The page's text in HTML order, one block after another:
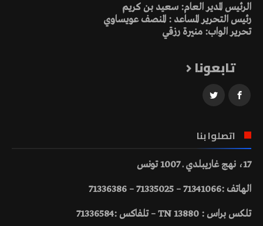
الرئيس المدير العام: سعيد بن كريم
رئيس التحرير المساعد : المنصف عويساوي
تحرير الواب: منيرة رزقي
تابعونا
اتصلوا بنا
17، نهج غاريبلدي ـ 1007 تونس
الهاتف :71341066 – 71335025 – 71336386
تلكس براس : 13880 TN – تلفاكس :71336584